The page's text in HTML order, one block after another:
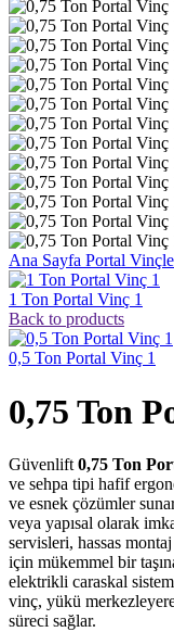
Ana Sayfa Portal
1 Ton Portal Vinç 1
Back to products
0,5 Ton Portal Vinç 1
0,75 Ton
Güvenlift 0,75 Ton
ve sehpa tipi hafif
ve esnek çözümler
veya yapısal olarak
servisleri, hassas
için mükemmel bir
elektrikli caraskal
vinç, yükü
süreci sağlar.